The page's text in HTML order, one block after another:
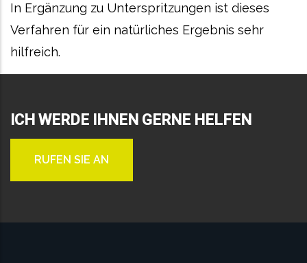
In Ergänzung zu Unterspritzungen ist dieses
Verfahren für ein natürliches Ergebnis sehr
hilfreich.
ICH WERDE IHNEN GERNE HELFEN
RUFEN SIE AN